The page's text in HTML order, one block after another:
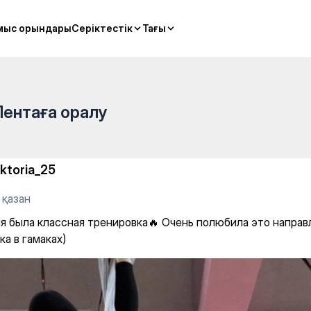
орындарыСеріктестік Тағы
орындарыСеріктестік Тағы
оралу
қазан
была классная тренировка🔥 Очень полюбила это
в гамаках)